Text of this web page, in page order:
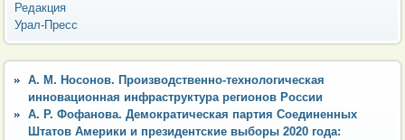
Редакция
Урал-Пресс
А. М. Носонов. Производственно-технологическая
инновационная инфраструктура регионов России
А. Р. Фофанова. Демократическая партия Соединенных
Штатов Америки и президентские выборы 2020 года: